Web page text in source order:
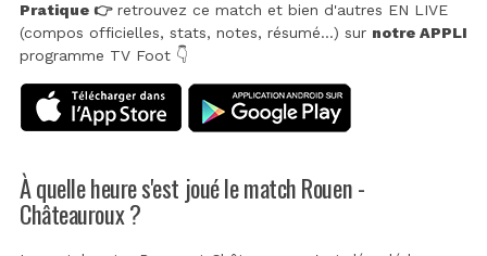
Pratique 👉retrouvez ce match et bien d'autres EN LIVE
(compos officielles, stats, notes, résumé...) sur notre APPLI
programme TV Foot 👇
À quelle heure s'est joué le match Rouen -
Châteauroux ?